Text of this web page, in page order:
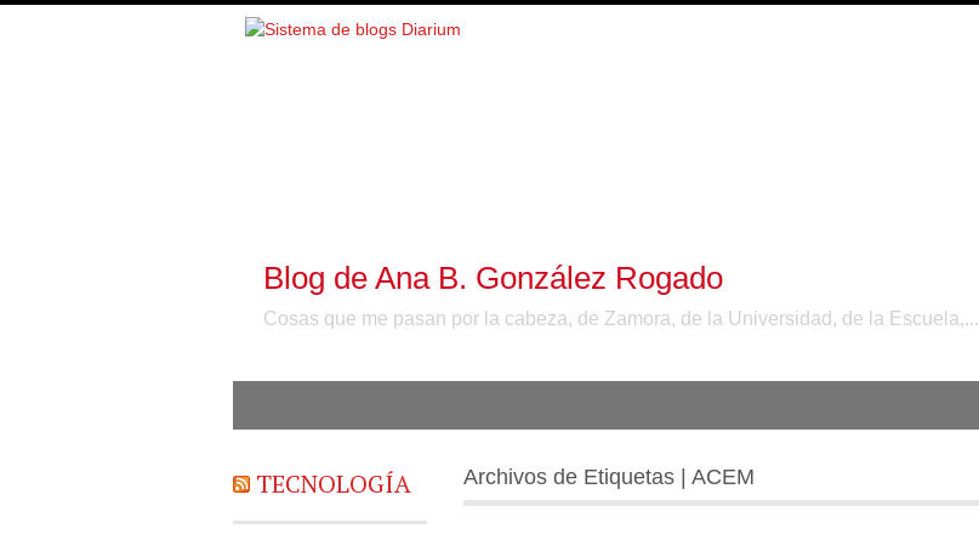
Blog de Ana B. González Rogado
Cosas que me pasan por la cabeza, de Zamora, de la Universidad, de la Escuela,...
Archivos de Etiquetas | ACEM
TECNOLOGÍA